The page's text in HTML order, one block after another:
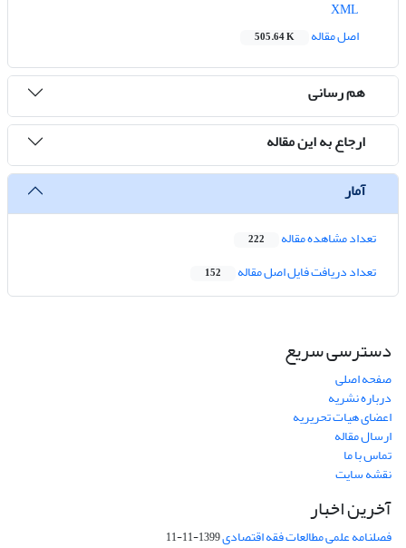
اصل مقاله
505.64 K
هم رسانی
ارجاع به این مقاله
آمار
تعداد مشاهده مقاله 222
تعداد دریافت فایل اصل مقاله 152
دسترسی سریع
صفحه اصلی
درباره نشریه
اعضای هیات تحریریه
ارسال مقاله
تماس با ما
نقشه سایت
آخرین اخبار
فصلنامه علمی مطالعات فقه اقتصادی1399-11-11